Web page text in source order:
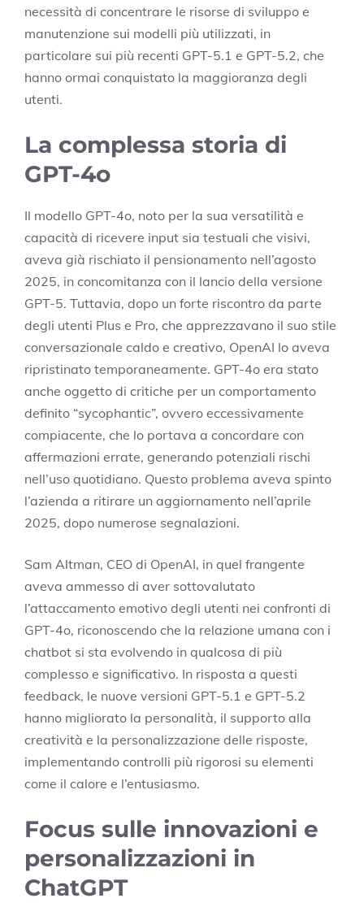
necessità di concentrare le risorse di sviluppo e
manutenzione sui modelli più utilizzati, in
particolare sui più recenti GPT-5.1 e GPT-5.2, che
hanno ormai conquistato la maggioranza degli
utenti.
La complessa storia di
GPT-4o
Il modello GPT-4o, noto per la sua versatilità e
capacità di ricevere input sia testuali che visivi,
aveva già rischiato il pensionamento nell’agosto
2025, in concomitanza con il lancio della versione
GPT-5. Tuttavia, dopo un forte riscontro da parte
degli utenti Plus e Pro, che apprezzavano il suo stile
conversazionale caldo e creativo, OpenAI lo aveva
ripristinato temporaneamente. GPT-4o era stato
anche oggetto di critiche per un comportamento
definito “sycophantic”, ovvero eccessivamente
compiacente, che lo portava a concordare con
affermazioni errate, generando potenziali rischi
nell’uso quotidiano. Questo problema aveva spinto
l’azienda a ritirare un aggiornamento nell’aprile
2025, dopo numerose segnalazioni.
Sam Altman, CEO di OpenAI, in quel frangente
aveva ammesso di aver sottovalutato
l’attaccamento emotivo degli utenti nei confronti di
GPT-4o, riconoscendo che la relazione umana con i
chatbot si sta evolvendo in qualcosa di più
complesso e significativo. In risposta a questi
feedback, le nuove versioni GPT-5.1 e GPT-5.2
hanno migliorato la personalità, il supporto alla
creatività e la personalizzazione delle risposte,
implementando controlli più rigorosi su elementi
come il calore e l’entusiasmo.
Focus sulle innovazioni e
personalizzazioni in
ChatGPT